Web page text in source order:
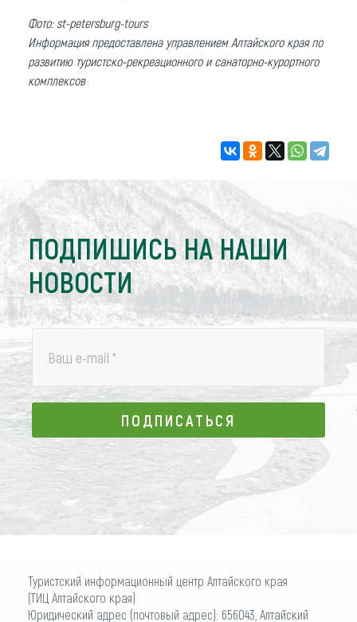
Фото: st-petersburg-tours
Информация предоставлена управлением Алтайского края по
развитию туристско-рекреационного и санаторно-курортного
комплексов
ПОДПИШИСЬ НА НАШИ
НОВОСТИ
Ваш e-mail *
ПОДПИСАТЬСЯ
ПОДПИСАТЬСЯ
Туристский информационный центр Алтайского края
(ТИЦ Алтайского края)
Юридический адрес (почтовый адрес): 656043, Алтайский